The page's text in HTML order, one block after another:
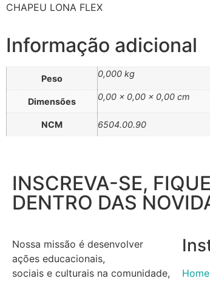
CHAPEU LONA FLEX
Informação adicional
Peso 0,000 kg
Dimensões 0,00 × 0,00 × 0,00 cm
NCM 6504.00.90
INSCREVA-SE,
DENTRO DAS
Nossa missão é desenvolver
ações educacionais,
sociais e culturais na comunidade,
Home